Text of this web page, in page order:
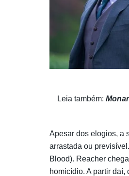
Leia também:
Apesar dos elogios, a
arrastada ou
Blood). Reacher
homicídio. A partir